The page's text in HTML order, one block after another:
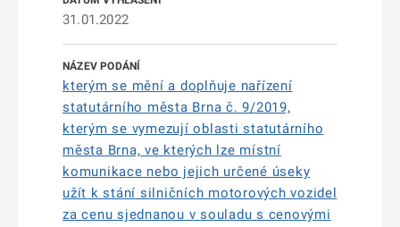
31.01.2022
kterým se mění a doplňuje nařízení
statutárního města Brna č. 9/2019,
kterým se vymezují oblasti statutárního
města Brna, ve kterých lze místní
komunikace nebo jejich určené úseky
užít k stání silničních motorových vozidel
za cenu sjednanou v souladu s cenovými